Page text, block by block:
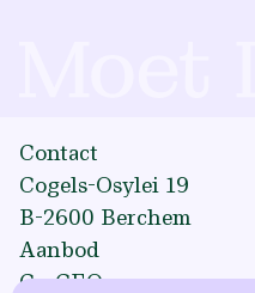
Contact
Cogels-Osylei 19
B-2600 Berchem
Aanbod
Co-CEO